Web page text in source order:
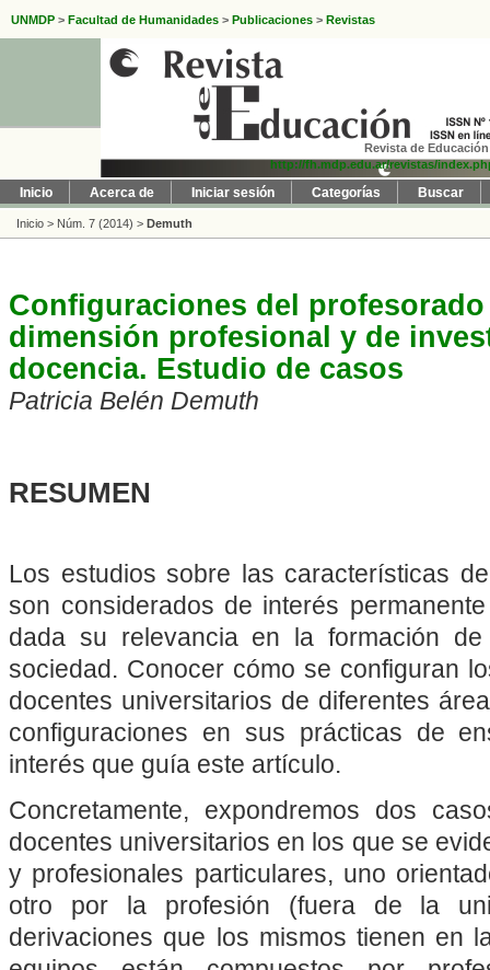
UNMDP > Facultad de Humanidades > Publicaciones > Revistas
Revista de
http://fh.mdp.edu.ar/revistas/
Inicio Acerca de Iniciar sesión Categorías Buscar
Inicio > Núm. 7 (2014) > Demuth
Configuraciones del
dimensión profesional y de
docencia. Estudio de casos
Patricia Belén Demuth
RESUMEN
Los estudios sobre las características
son considerados de interés
dada su relevancia en la formación
sociedad. Conocer cómo se configuran
docentes universitarios de diferentes
configuraciones en sus prácticas de
interés que guía este artículo.
Concretamente, expondremos dos
docentes universitarios en los que se
y profesionales particulares, uno
otro por la profesión (fuera de la
derivaciones que los mismos tienen en